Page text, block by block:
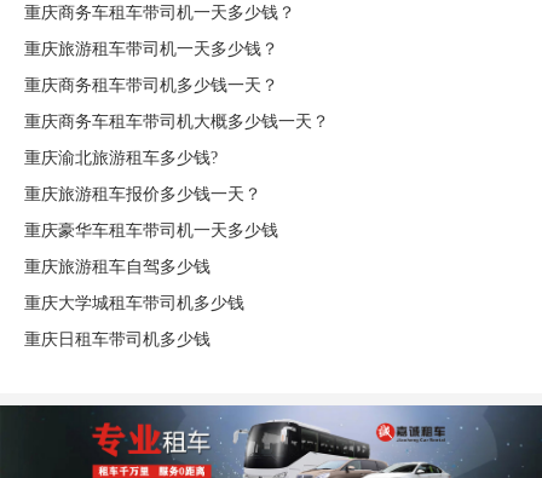
重庆商务车租车带司机一天多少钱？
重庆旅游租车带司机一天多少钱？
重庆商务租车带司机多少钱一天？
重庆商务车租车带司机大概多少钱一天？
重庆渝北旅游租车多少钱?
重庆旅游租车报价多少钱一天？
重庆豪华车租车带司机一天多少钱
重庆旅游租车自驾多少钱
重庆大学城租车带司机多少钱
重庆日租车带司机多少钱